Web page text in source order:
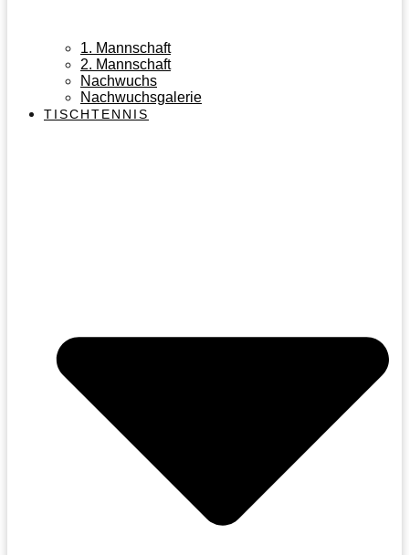
1. Mannschaft
2. Mannschaft
Nachwuchs
Nachwuchsgalerie
TISCHTENNIS